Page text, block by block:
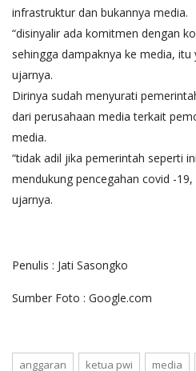
infrastruktur dan bukannya media.
“disinyalir ada komitmen dengan
sehingga dampaknya ke media, itu
ujarnya.
Dirinya sudah menyurati
dari perusahaan media terkait
media.
“tidak adil jika pemerintah seperti
mendukung pencegahan covid -
ujarnya.
Penulis : Jati Sasongko
Sumber Foto : Google.com
anggaran ketua pwi media